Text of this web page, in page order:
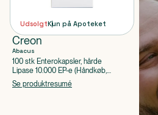
UdsolgtKun på Apoteket
Creon
Abacus
100 stk Enterokapsler, hårde
Lipase 10.000 EP-e (Håndkøb,
apoteksforbeholdt)
Se produktresumé